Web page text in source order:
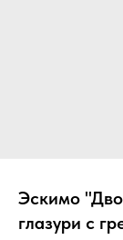
Эскимо
глазури с